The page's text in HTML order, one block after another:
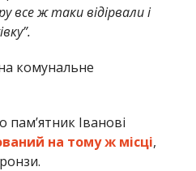
все ж таки відірвали і
комунальне
Іванові
на тому ж місці,